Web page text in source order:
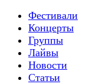
Фестивали
Концерты
Группы
Лайвы
Новости
Статьи